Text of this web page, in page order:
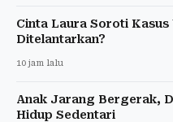
Cinta Laura Soroti Kasus
Ditelantarkan?
10 jam lalu
Anak Jarang Bergerak,
Hidup Sedentari